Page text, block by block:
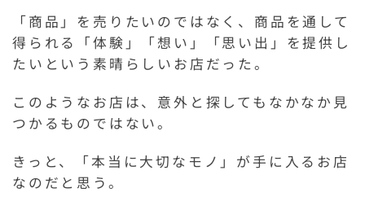
「商品」を売りたいのではなく、商品を通して
得られる「体験」「想い」「思い出」を提供し
たいという素晴らしいお店だった。
このようなお店は、意外と探してもなかなか見
つかるものではない。
きっと、「本当に大切なモノ」が手に入るお店
なのだと思う。